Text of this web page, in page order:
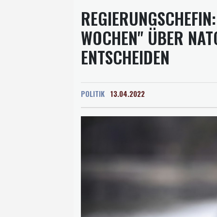
WOCHEN" ÜBER
ENTSCHEIDEN
POLITIK 13.04.2022